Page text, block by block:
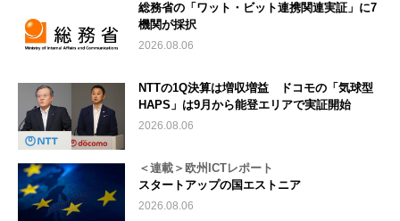
総務省の「ワット・ビット連携関連実証」に7
機関が採択
2026.08.06
NTTの1Q決算は増収増益 ドコモの「気球型
HAPS」は9月から能登エリアで実証開始
2026.08.06
＜連載＞欧州ICTレポート
スタートアップの国エストニア
2026.08.06